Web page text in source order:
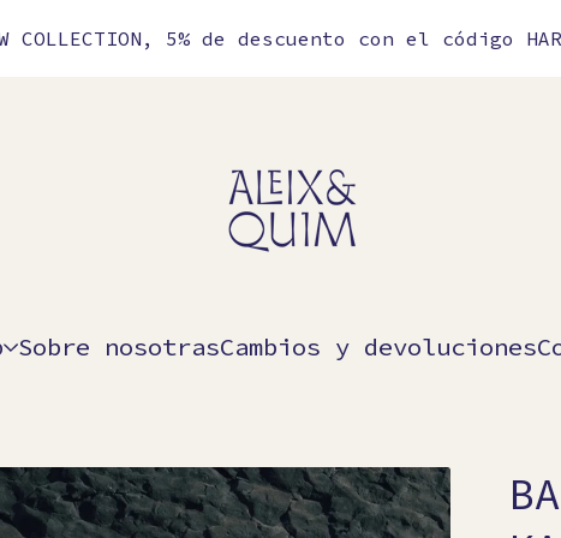
COLLECTION, 5% de descuento con el código
Sobre nosotrasCambios y devoluciones